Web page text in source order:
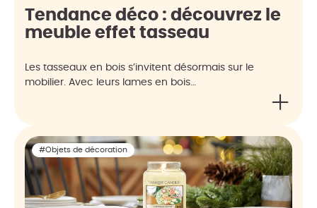
Tendance déco : découvrez le
meuble effet tasseau
Les tasseaux en bois s’invitent désormais sur le
mobilier. Avec leurs lames en bois…
#Objets de décoration